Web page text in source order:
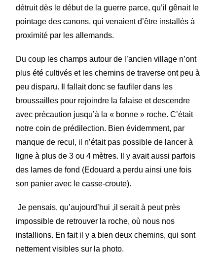
détruit dès le début de la guerre parce, qu’il gênait le
pointage des canons, qui venaient d’être installés à
proximité par les allemands.
Du coup les champs autour de l’ancien village n’ont
plus été cultivés et les chemins de traverse ont peu à
peu disparu. Il fallait donc se faufiler dans les
broussailles pour rejoindre la falaise et descendre
avec précaution jusqu’à la « bonne » roche. C’était
notre coin de prédilection. Bien évidemment, par
manque de recul, il n’était pas possible de lancer à
ligne à plus de 3 ou 4 mètres. Il y avait aussi parfois
des lames de fond (Edouard a perdu ainsi une fois
son panier avec le casse-croute).
Je pensais, qu’aujourd’hui ,il serait à peut près
impossible de retrouver la roche, où nous nos
installions. En fait il y a bien deux chemins, qui sont
nettement visibles sur la photo.